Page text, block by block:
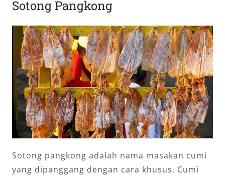
Sotong Pangkong
Sotong pangkong adalah nama masakan cumi
yang dipanggang dengan cara khusus. Cumi